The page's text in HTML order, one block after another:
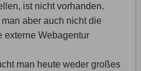
ist nicht vorhanden.
aber auch nicht die
externe Webagentur
man heute weder großes